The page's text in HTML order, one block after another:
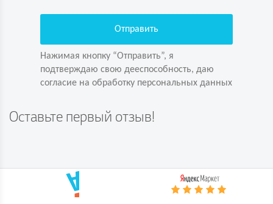
Нажимая кнопку “Отправить”, я
подтверждаю свою дееспособность, даю
согласие на обработку персональных данных
Оставьте первый отзыв!
Нажимая кнопку “Отправить”, я
согласие на обработку персональных данных
Задайте вопрос первым!